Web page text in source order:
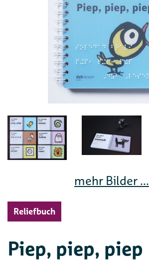
Reliefbuch
Piep, piep, piep
mehr Bilder ...